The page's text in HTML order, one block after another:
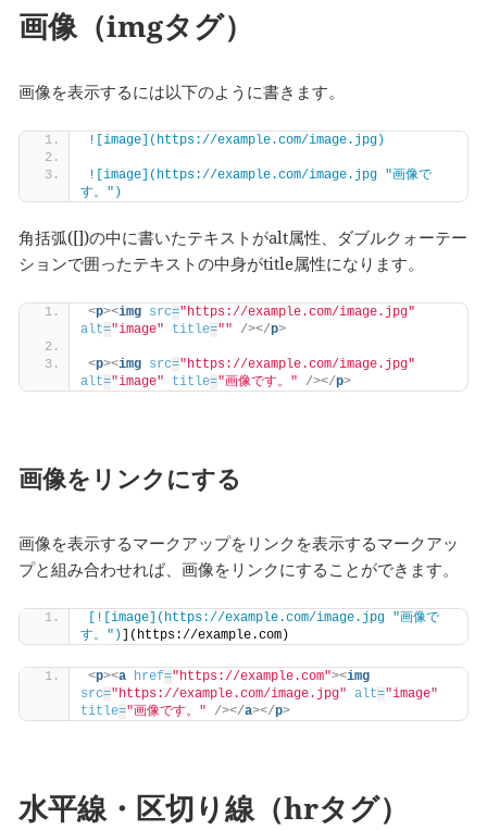
画像（imgタグ）
画像を表示するには以下のように書きます。
![image](https://example.com/image.jpg)
![image](https://example.com/image.jpg "画像で
す。")
角括弧([])の中に書いたテキストがalt属性、ダブルクォーテー
ションで囲ったテキストの中身がtitle属性になります。
<p><img src="https://example.com/image.jpg"
alt="image" title="" /></p>
<p><img src="https://example.com/image.jpg"
alt="image" title="画像です。" /></p>
画像をリンクにする
画像を表示するマークアップをリンクを表示するマークアッ
プと組み合わせれば、画像をリンクにすることができます。
[![image](https://example.com/image.jpg "画像で
す。")](https://example.com)
<p><a href="https://example.com"><img
src="https://example.com/image.jpg" alt="image"
title="画像です。" /></a></p>
水平線・区切り線（hrタグ）